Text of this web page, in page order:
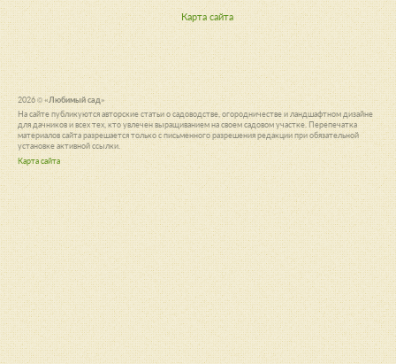
Карта сайта
2026 © «Любимый сад»
На сайте публикуются авторские статьи о садоводстве, огородничестве и ландшафтном дизайне
для дачников и всех тех, кто увлечен выращиванием на своем садовом участке. Перепечатка
материалов сайта разрешается только с письменного разрешения редакции при обязательной
установке активной ссылки.
Карта сайта